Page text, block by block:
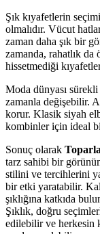
Şık kıyafetlerin
olmalıdır. Vücut
zaman daha şık bir
zamanda, rahatlık
hissetmediği
Moda dünyası
zamanla değişebilir.
korur. Klasik siyah
kombinler için ideal
Sonuç olarak
tarz sahibi bir
stilini ve tercihlerini
bir etki yaratabilir.
şıklığına katkıda
Şıklık, doğru
edilebilir ve herkesin